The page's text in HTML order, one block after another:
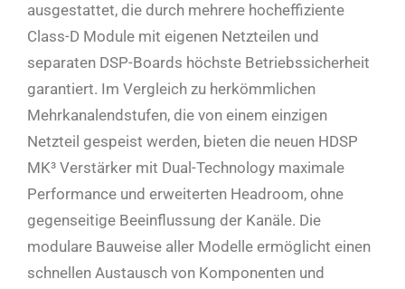
ausgestattet, die durch mehrere hocheffiziente
Class-D Module mit eigenen Netzteilen und
separaten DSP-Boards höchste Betriebssicherheit
garantiert. Im Vergleich zu herkömmlichen
Mehrkanalendstufen, die von einem einzigen
Netzteil gespeist werden, bieten die neuen HDSP
MK³ Verstärker mit Dual-Technology maximale
Performance und erweiterten Headroom, ohne
gegenseitige Beeinflussung der Kanäle. Die
modulare Bauweise aller Modelle ermöglicht einen
schnellen Austausch von Komponenten und